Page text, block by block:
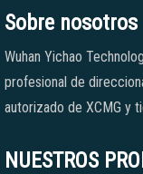
Sobre nosotros
Wuhan Yichao
profesional de
autorizado de XCMG y
NUESTROS